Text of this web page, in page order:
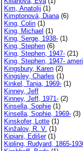
Kim, Anatolij (1)
Kimptonová, Diana(6)
King, Colin (1)
King, Michael (1)
King, Serge, 1938- (1)
King, Stephen (6)
King, Stephen, 1947- (21)
King, Stephen, 1947-
Kingsbury, Karen (2)
Kingsley, Charles (1)
Kinkel, Tanja, 1969- (1)
Kinney, Jeff
Kinney, Jeff, 1971- (2)
Kinsella, Sophie (1)
Kinsella, Sophie, 1969- (3)
Kinskofer, Lotte (1)
Kinžalov, R. V. (1)
Kipiani, Edišer(1)
Kipling, Rudyard, 1865-